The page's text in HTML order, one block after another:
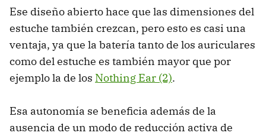
Ese diseño abierto hace que las dimensiones del
estuche también crezcan, pero esto es casi una
ventaja, ya que la batería tanto de los auriculares
como del estuche es también mayor que por
ejemplo la de los Nothing Ear (2).
Esa autonomía se beneficia además de la
ausencia de un modo de reducción activa de